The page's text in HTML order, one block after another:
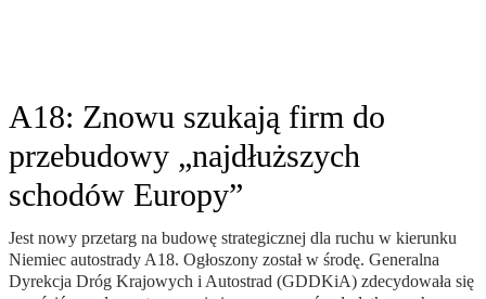
A18: Znowu szukają firm do
przebudowy „najdłuższych
schodów Europy”
Jest nowy przetarg na budowę strategicznej dla ruchu w kierunku
Niemiec autostrady A18. Ogłoszony został w środę. Generalna
Dyrekcja Dróg Krajowych i Autostrad (GDDKiA) zdecydowała się